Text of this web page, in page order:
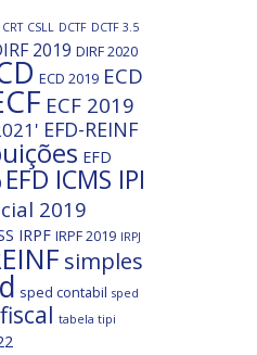
CRT CSLL DCTF DCTF 3.5
2019 DIRF 2020
ECD 2019 ECD
ECF 2019
EFD-REINF
EFD
EFD ICMS IPI
2019
IRPF IRPF 2019 IRPJ
simples
sped contabil sped
tabela tipi